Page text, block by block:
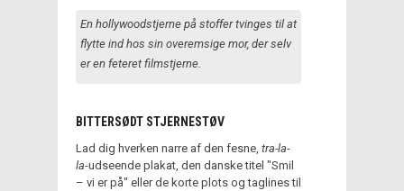
En hollywoodstjerne på stoffer tvinges til at
flytte ind hos sin overemsige mor, der selv
er en feteret filmstjerne.
BITTERSØDT STJERNESTØV
Lad dig hverken narre af den fesne, tra-la-
la-udseende plakat, den danske titel "Smil
– vi er på" eller de korte plots og taglines til